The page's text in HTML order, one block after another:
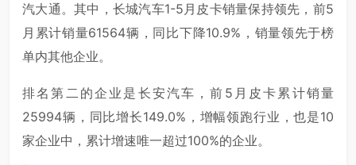
汽大通。其中，长城汽车1-5月皮卡销量保持领先，前5
月累计销量61564辆，同比下降10.9%，销量领先于榜
单内其他企业。
排名第二的企业是长安汽车，前5月皮卡累计销量
25994辆，同比增长149.0%，增幅领跑行业，也是10
家企业中，累计增速唯一超过100%的企业。